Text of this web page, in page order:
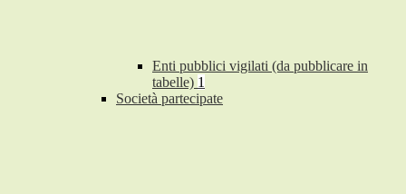
Enti pubblici vigilati (da pubblicare in
tabelle) 1
Società partecipate